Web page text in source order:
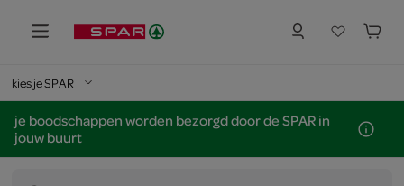
kies je SPAR
je boodschappen worden bezorgd door de SPAR in
jouw buurt